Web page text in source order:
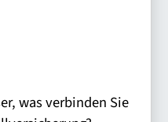
was verbinden Sie